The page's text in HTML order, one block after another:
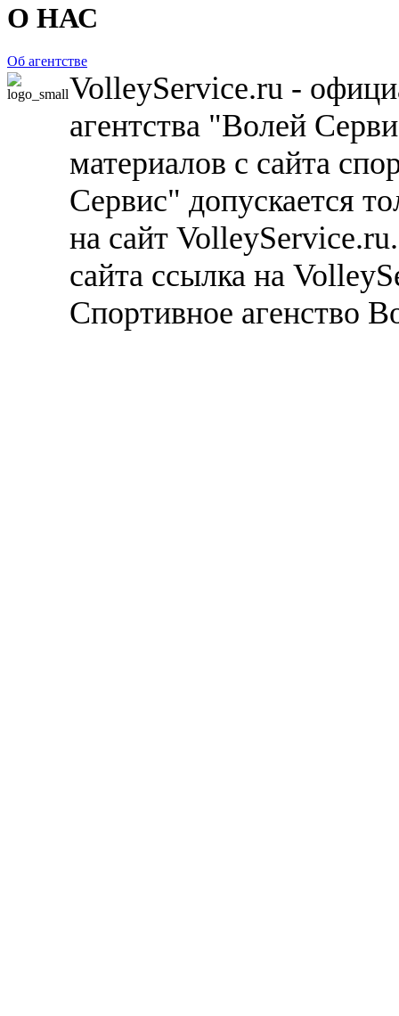
О НАС
Об агентстве
VolleyService.ru -
агентства "Волей
материалов с сайта
Сервис" допускается
на сайт
сайта ссылка на
Спортивное агенство